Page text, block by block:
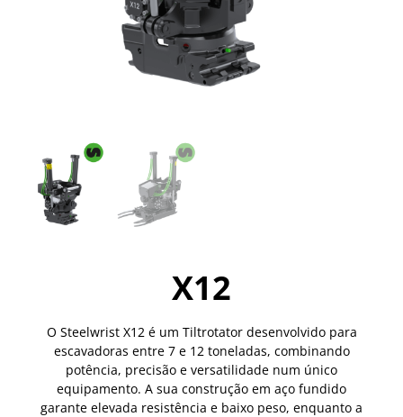
X12
O Steelwrist X12 é um Tiltrotator desenvolvido para
escavadoras entre 7 e 12 toneladas, combinando
potência, precisão e versatilidade num único
equipamento. A sua construção em aço fundido
garante elevada resistência e baixo peso, enquanto a